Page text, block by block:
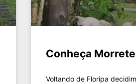
Conheça
Voltando de Floripa